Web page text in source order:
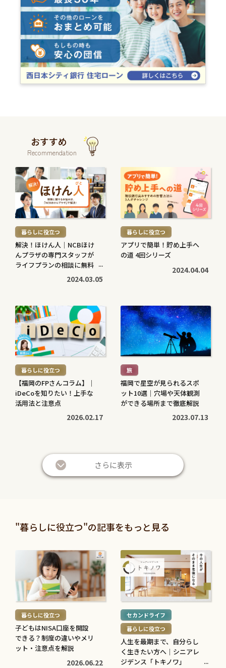
おすすめ
Recommendation
続
き
を
読
む
> 暮らしに役立つ
解決！ほけん人｜NCBほけ
んプラザの専門スタッフが
ライフプランの相談に無料
2024.03.05
続
き
を
読
む
> 暮らしに役立つ
アプリで簡単！貯め上手へ
の道 4回シリーズ
2024.04.04
続
き
を
読
む
> 暮らしに役立つ
【福岡のFPさんコラム】｜
iDeCoを知りたい！上手な
活用法と注意点
2026.02.17
続
き
を
読
む
> 旅
福岡で星空が見られるスポ
ット10選｜穴場や天体観測
ができる場所まで徹底解説
2023.07.13
投資信託と株の違いは？仕
組みやリスク、利益などを
2026.05.28
き
を
退職金は定期預金で運用す
べき？メリット・デメリッ
2026.05.21
続
き
を
読
む
> 子育てに役立つ
高校生でも口座開設でき
続
き
を
読
む
>住まいに役立つ
住宅ローン中に転職しても
さらに表示
"暮らしに役立つ"の記事をもっと見る
を
読
む
> 暮らしに役立つ
子どもはNISA口座を開設
できる？制度の違いやメリ
ット・注意点を解説
2026.06.22
続
き
を
読
む
> セカンドライフ
暮らしに役立つ
人生を最期まで、自分らし
く生きたい方へ｜シニアレ
ジデンス「トキノワ」